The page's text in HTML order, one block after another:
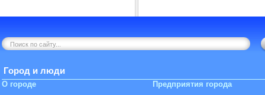
Город и люди
О городе Предприятия города